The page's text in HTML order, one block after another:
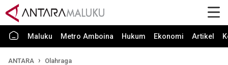
Maluku Metro Amboina Hukum Ekonomi Artikel
ANTARA Olahraga